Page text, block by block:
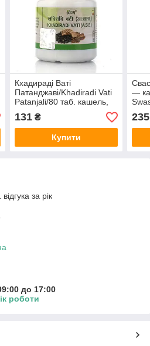
Кхадираді Ваті
Патанджаві/Khadiradi Vati
Patanjali/80 таб. кашель,
біль у горлі, стоматити,
карієс
131₴
Купити
—
таб
235
за рік
до 17:00
роботи